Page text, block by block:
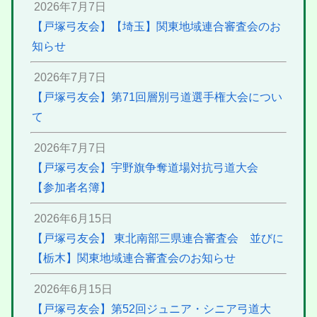
2026年7月7日
【戸塚弓友会】【埼玉】関東地域連合審査会のお
知らせ
2026年7月7日
【戸塚弓友会】第71回層別弓道選手権大会につい
て
2026年7月7日
【戸塚弓友会】宇野旗争奪道場対抗弓道大会
【参加者名簿】
2026年6月15日
【戸塚弓友会】 東北南部三県連合審査会 並びに
【栃木】関東地域連合審査会のお知らせ
2026年6月15日
【戸塚弓友会】第52回ジュニア・シニア弓道大